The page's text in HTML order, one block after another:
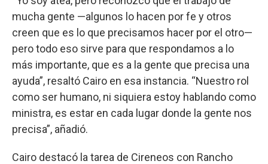
mucha gente —algunos lo hacen por fe y otros
creen que es lo que precisamos hacer por el otro—
pero todo eso sirve para que respondamos a lo
más importante, que es a la gente que precisa una
ayuda”, resaltó Cairo en esa instancia. “Nuestro rol
como ser humano, ni siquiera estoy hablando como
ministra, es estar en cada lugar donde la gente nos
precisa”, añadió.
Cairo destacó la tarea de Cireneos con Rancho